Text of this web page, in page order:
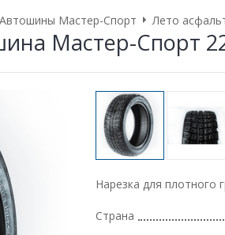
Автошины Мастер-Спорт Лето
Мастер-Спорт
Нарезка для плотного
Страна